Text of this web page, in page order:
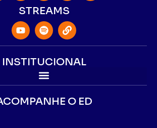
STREAMS
INSTITUCIONAL
O ED